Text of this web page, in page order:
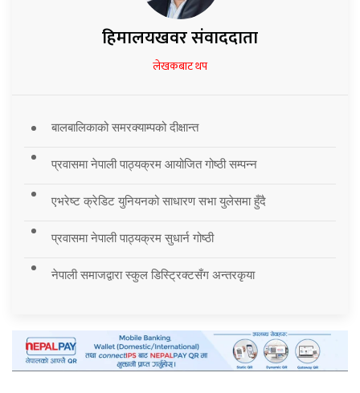
हिमालयखवर संवाददाता
लेखकबाट थप
बालबालिकाको समरक्याम्पको दीक्षान्त
प्रवासमा नेपाली पाठ्यक्रम आयोजित गोष्ठी सम्पन्न
एभरेष्ट क्रेडिट युनियनको साधारण सभा युलेसमा हुँदै
प्रवासमा नेपाली पाठ्यक्रम सुधार्न गोष्ठी
नेपाली समाजद्वारा स्कुल डिस्ट्रिक्टसँग अन्तरकृया